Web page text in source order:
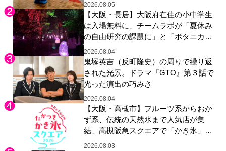
2026.08.05
【大阪・長居】大阪府在住の小中学生
は入場無料に、チームラボが「夏休み
の自由研究の課題に」と「ボタニカル
ガーデン 大阪」へ招待
2026.08.04
鬼塚英吉（反町隆史）の周りで繰り返
された光景。ドラマ『GTO』第３話で
光った演出の巧みさ
2026.08.04
【大阪・高槻市】フルーツ系からおか
ず系、伝統の天然氷まで人気店が集
結、高槻阪急スクエアで「かき氷」祭
り
2026.08.03